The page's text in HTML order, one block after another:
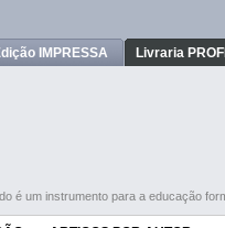
IMPRESSA Livraria
é um instrumento para a educação